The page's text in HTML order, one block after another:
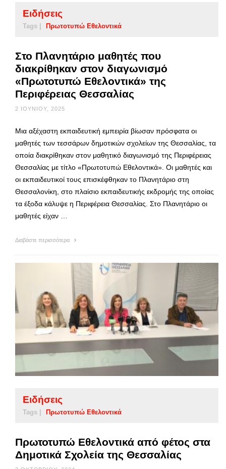
Ειδήσεις
Tags | Πρωτοτυπώ Εθελοντικά
Στο Πλανητάριο μαθητές που
διακρίθηκαν στον διαγωνισμό
«Πρωτοτυπώ Εθελοντικά» της
Περιφέρειας Θεσσαλίας
2 ΙΟΥΝΊΟΥ, 2025
Μια αξέχαστη εκπαιδευτική εμπειρία βίωσαν πρόσφατα οι
μαθητές των τεσσάρων δημοτικών σχολείων της Θεσσαλίας, τα
οποία διακρίθηκαν στον μαθητικό διαγωνισμό της Περιφέρειας
Θεσσαλίας με τίτλο «Πρωτοτυπώ Εθελοντικά». Οι μαθητές και
οι εκπαιδευτικοί τους επισκέφθηκαν το Πλανητάριο στη
Θεσσαλονίκη, στο πλαίσιο εκπαιδευτικής εκδρομής της οποίας
τα έξοδα κάλυψε η Περιφέρεια Θεσσαλίας. Στο Πλανητάριο οι
μαθητές είχαν …
Διαβάστε περισσότερα
Ειδήσεις
Tags | Πρωτοτυπώ Εθελοντικά
Πρωτοτυπώ Εθελοντικά από φέτος στα
Δημοτικά Σχολεία της Θεσσαλίας